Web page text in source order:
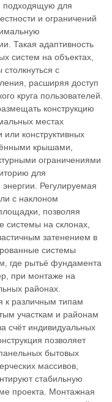
подходящую для
и ограничений
Такая адаптивность
систем на объектах,
с
расширяя доступ
круга пользователей.
конструкцию
местах
конструктивных
крышами,
ограничениями
для
Регулируемая
с наклоном
позволяя
системы на склонах,
затенением в
системы
где рытьё фундамента
при монтаже на
районах.
к различным типам
участкам и районам
счёт индивидуальных
позволяет
бытовых
массивов,
стабильную
проекта. Монтажная